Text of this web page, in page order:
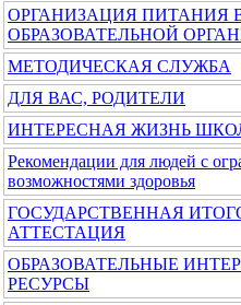
ОРГАНИЗАЦИЯ ПИТАНИЯ
ОБРАЗОВАТЕЛЬНОЙ
МЕТОДИЧЕСКАЯ СЛУЖБА
ДЛЯ ВАС, РОДИТЕЛИ
ИНТЕРЕСНАЯ ЖИЗНЬ
Рекомендации для людей с
возможностями здоровья
ГОСУДАРСТВЕННАЯ
АТТЕСТАЦИЯ
ОБРАЗОВАТЕЛЬНЫЕ
РЕСУРСЫ